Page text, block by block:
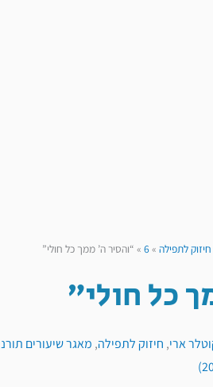
חיזוק לתפילה »
6
» “והסיר ה’ ממך כל חולי”
כל חולי"
ארי, חיזוק לתפילה, מאגר שיעורים